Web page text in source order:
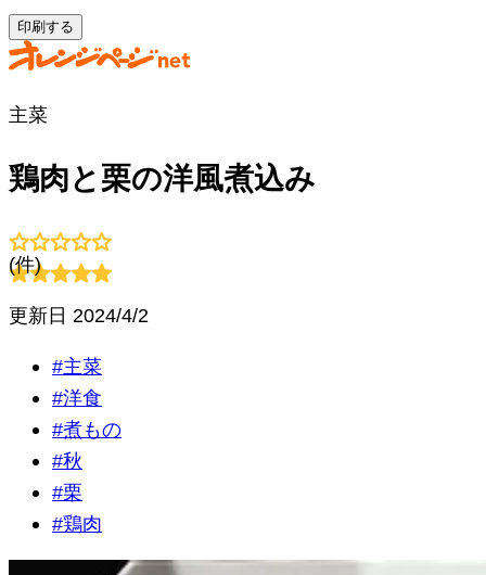
印刷する
主菜
鶏肉と栗の洋風煮込み
(件)
更新日 2024/4/2
#主菜
#洋食
#煮もの
#秋
#栗
#鶏肉